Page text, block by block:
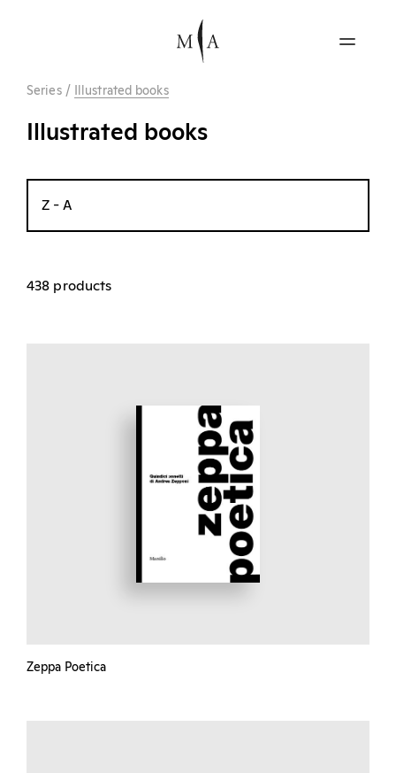
Series/ Illustrated books
Illustrated books
Z - A
438 products
Zeppa Poetica